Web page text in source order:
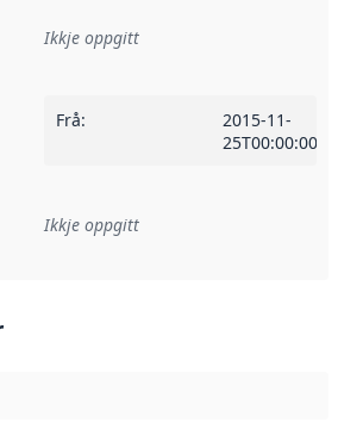
Ikkje oppgitt
Frå:
2015-11-
25T00:00:00Z
Referanse til ei implementeringsregel eller
Ikkje oppgitt